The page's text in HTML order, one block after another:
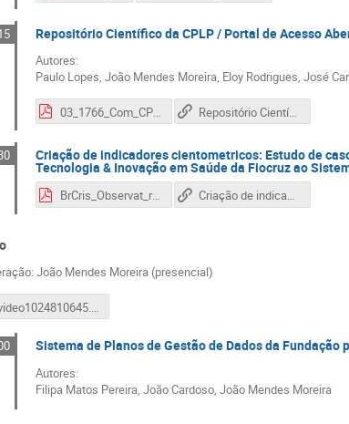
Repositório Científico da CPLP / Portal de Acesso
Autores:
Paulo Lopes, João Mendes Moreira, Eloy Rodrigues, José
03_1766_Com_CPLP_CONFOA_2022.pdf Repositório Científico da CPLP
Criação de indicadores cientometricos: Estudo de
Tecnologia & Inovação em Saúde da Fiocruz ao
BrCris_Observat_rio_Fiocruz___ConfOA_2022 (1).pdf Criação de indicadores cientométricos: Estudo de caso da integração do Observatório CT&I em Saúde da Fiocruz ao Sistema BrCris/IBICT
João Mendes Moreira (presencial)
Sistema de Planos de Gestão de Dados da Fundação
Autores:
Filipa Matos Pereira, João Cardoso, João Mendes Moreira